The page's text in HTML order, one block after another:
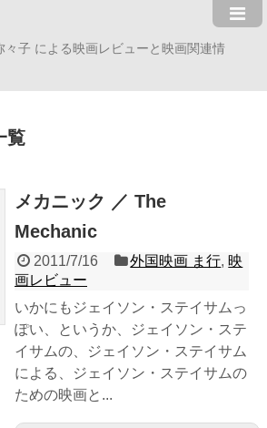
々子 による映画レビューと映画関連情
覧
メカニック ／ The
Mechanic
2011/7/16 外国映画 ま行, 映
画レビュー
いかにもジェイソン・ステイサムっ
ぽい、というか、ジェイソン・ステ
イサムの、ジェイソン・ステイサム
による、ジェイソン・ステイサムの
ための映画と...